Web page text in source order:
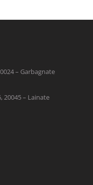
– Garbagnate
20045 – Lainate